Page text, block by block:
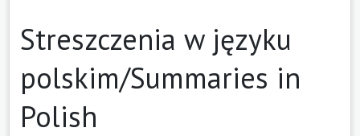
Streszczenia w języku
polskim/Summaries in
Polish